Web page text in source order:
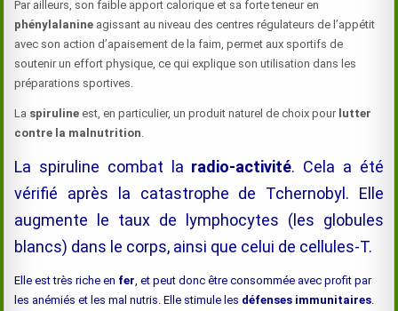
Par ailleurs, son faible apport calorique et sa forte teneur en
phénylalanine agissant au niveau des centres régulateurs de l’appétit
avec son action d’apaisement de la faim, permet aux sportifs de
soutenir un effort physique, ce qui explique son utilisation dans les
préparations sportives.
La spiruline est, en particulier, un produit naturel de choix pour lutter
contre la malnutrition.
La spiruline combat la radio-activité. Cela a été
vérifié après la catastrophe de Tchernobyl. Elle
augmente le taux de lymphocytes (les globules
blancs) dans le corps, ainsi que celui de cellules-T.
Elle est très riche en fer, et peut donc être consommée avec profit par
les anémiés et les mal nutris. Elle stimule les défenses immunitaires.